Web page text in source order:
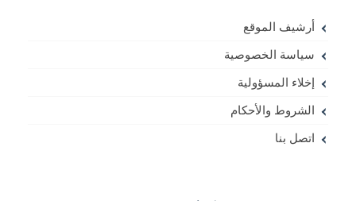
أرشيف الموقع
سياسة الخصوصية
إخلاء المسؤولية
الشروط والأحكام
اتصل بنا